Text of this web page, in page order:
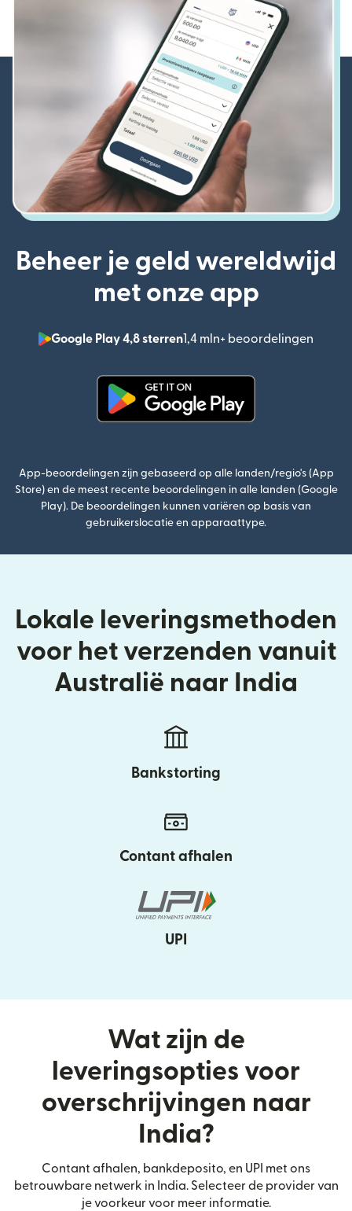
Beheer je geld wereldwijd
met onze app
Google Play 4,8 sterren1,4 mln+ beoordelingen
App-beoordelingen zijn gebaseerd op alle landen/regio's (App
Store) en de meest recente beoordelingen in alle landen (Google
Play). De beoordelingen kunnen variëren op basis van
gebruikerslocatie en apparaattype.
Lokale leveringsmethoden
voor het verzenden vanuit
Australië naar India
Bankstorting
Contant afhalen
UPI
Wat zijn de
leveringsopties voor
overschrijvingen naar
India?
Contant afhalen, bankdeposito, en UPI met ons
betrouwbare netwerk in India. Selecteer de provider van
je voorkeur voor meer informatie.